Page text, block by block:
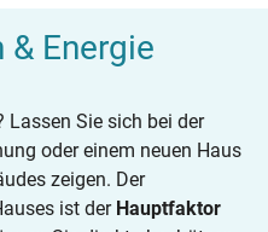
Energie
Lassen Sie sich bei der
oder einem neuen Haus
zeigen. Der
ist der Hauptfaktor